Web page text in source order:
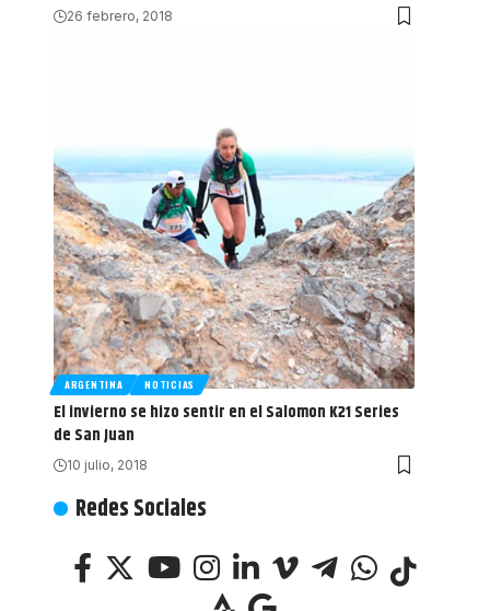
26 febrero, 2018
ARGENTINA NOTICIAS
El invierno se hizo sentir en el Salomon K21 Series
de San Juan
10 julio, 2018
Redes Sociales